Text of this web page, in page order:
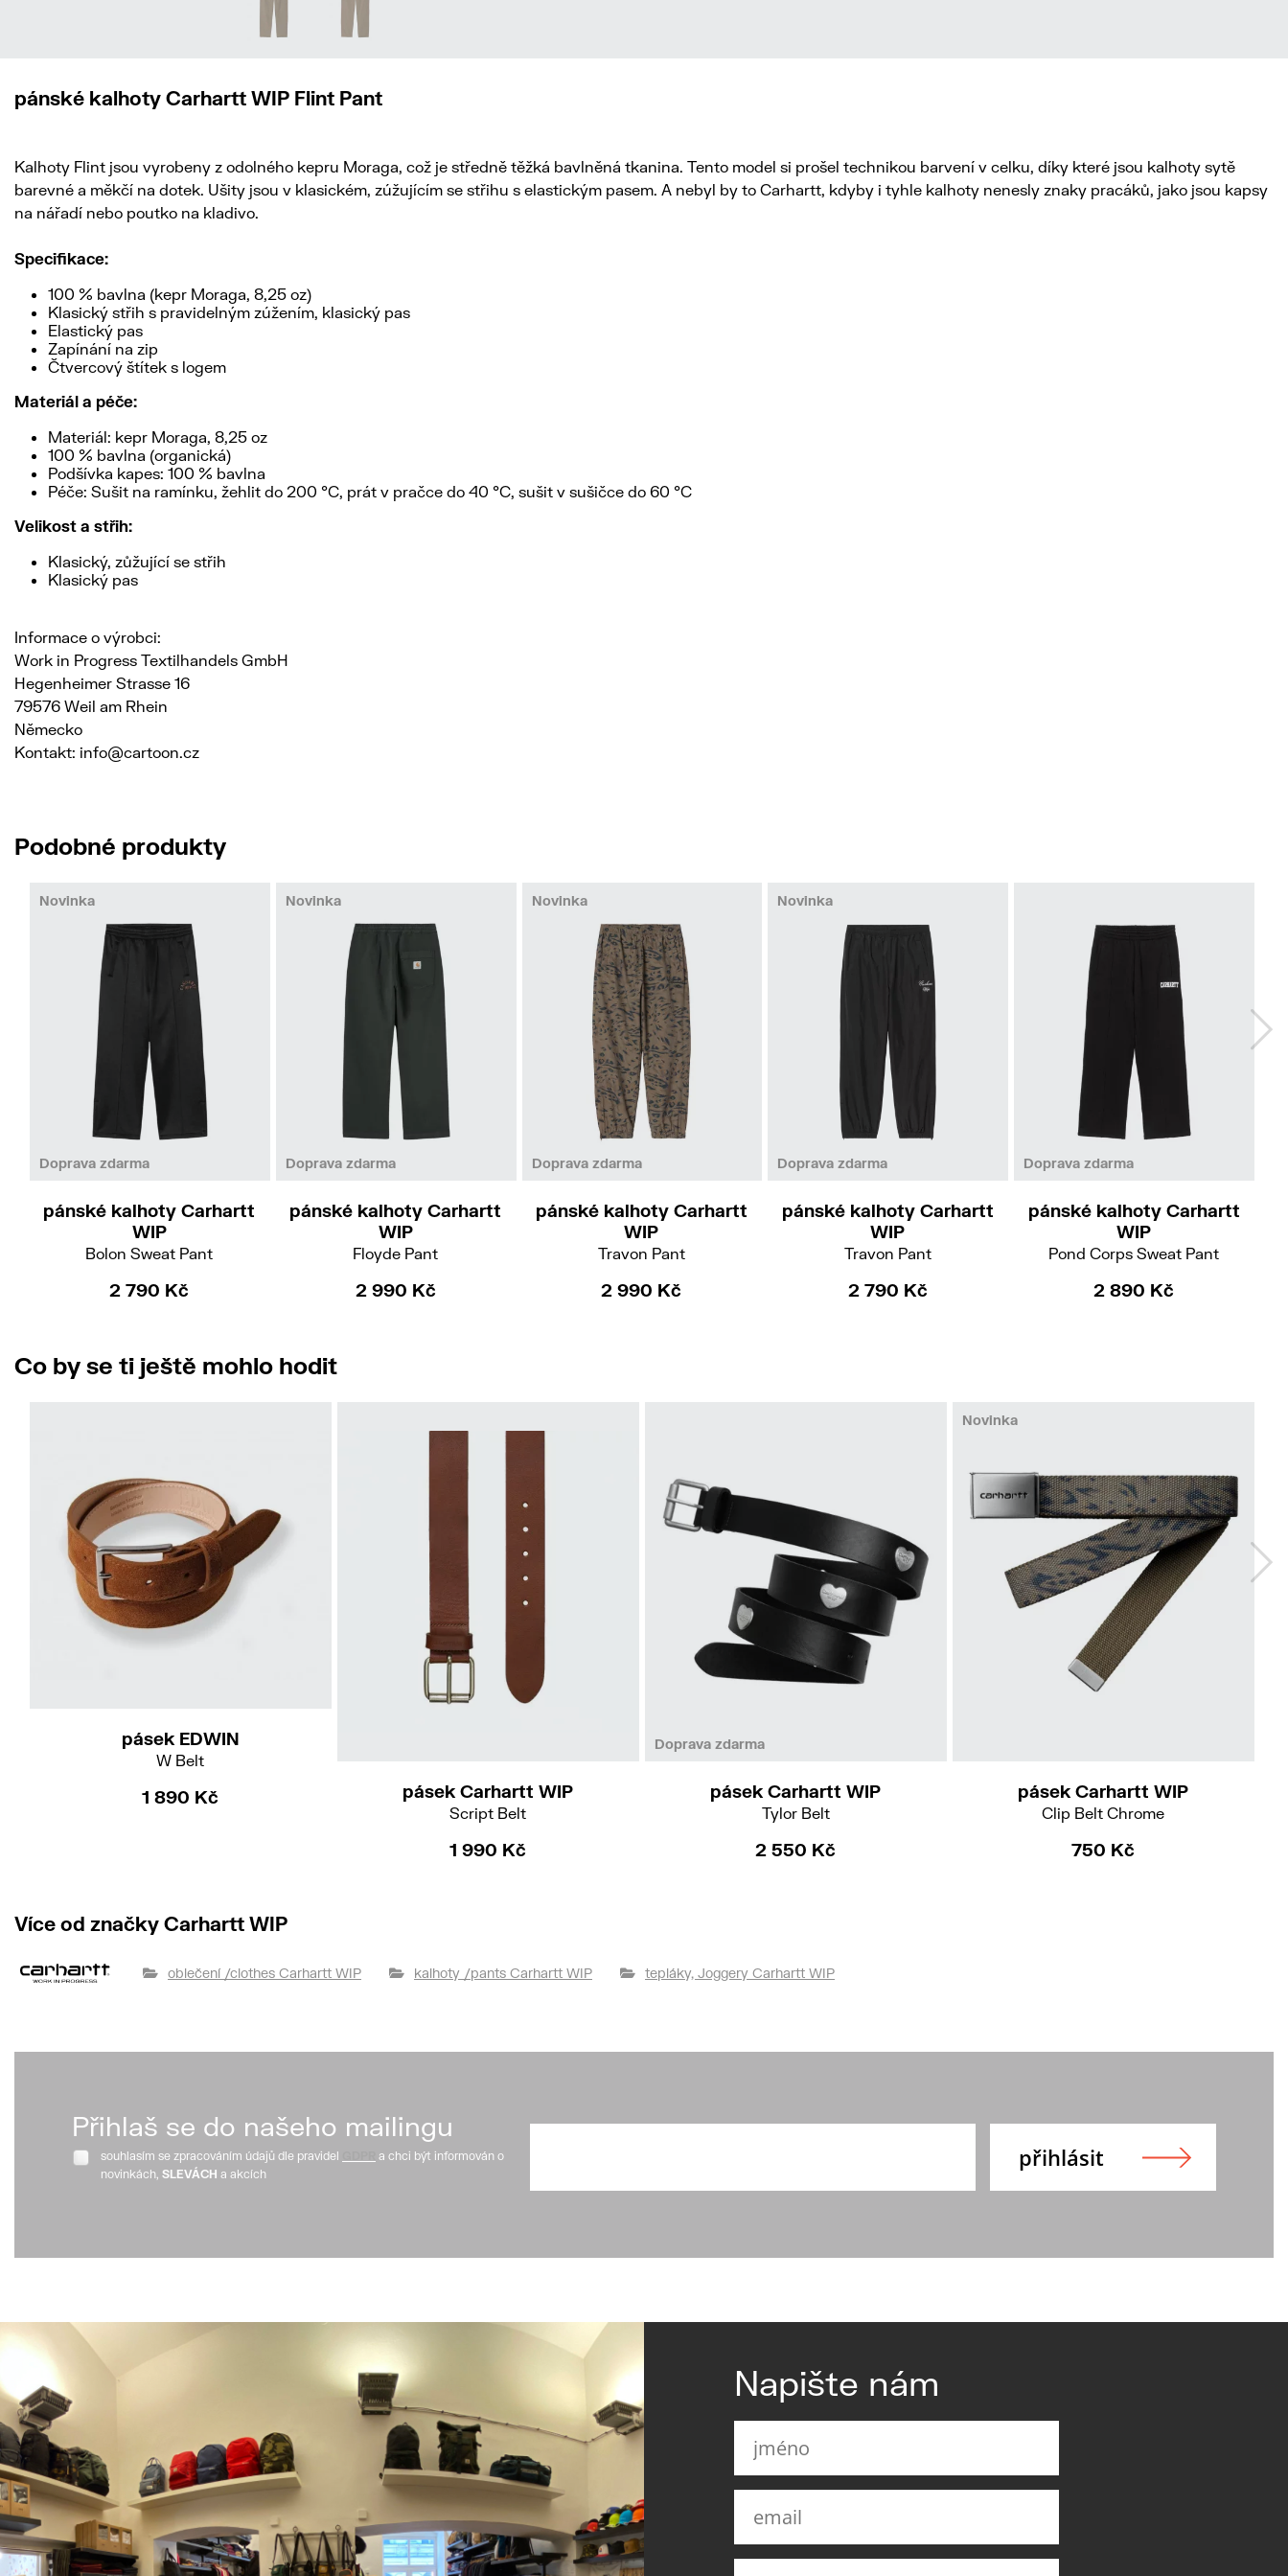
pánské kalhoty Carhartt WIP Flint Pant
Kalhoty Flint jsou vyrobeny z odolného kepru Moraga, což je středně těžká bavlněná tkanina. Tento model si prošel technikou barvení v celku, díky které jsou kalhoty sytě
barevné a měkčí na dotek. Ušity jsou v klasickém, zúžujícím se střihu s elastickým pasem. A nebyl by to Carhartt, kdyby i tyhle kalhoty nenesly znaky pracáků, jako jsou kapsy
na nářadí nebo poutko na kladivo.
Specifikace:
100 % bavlna (kepr Moraga, 8,25 oz)
Klasický střih s pravidelným zúžením, klasický pas
Elastický pas
Zapínání na zip
Čtvercový štítek s logem
Materiál a péče:
Materiál: kepr Moraga, 8,25 oz
100 % bavlna (organická)
Podšívka kapes: 100 % bavlna
Péče: Sušit na ramínku, žehlit do 200 °C, prát v pračce do 40 °C, sušit v sušičce do 60 °C
Velikost a střih:
Klasický, zůžující se střih
Klasický pas
Informace o výrobci:
Work in Progress Textilhandels GmbH
Hegenheimer Strasse 16
79576 Weil am Rhein
Německo
Kontakt: info@cartoon.cz
Podobné produkty
Doprava zdarma
Novinka
M
pánské kalhoty Carhartt
WIP
Bolon Sweat Pant
2 790 Kč
Doprava zdarma
Novinka
SM
pánské kalhoty Carhartt
WIP
Floyde Pant
2 990 Kč
Doprava zdarma
Novinka
SM
pánské kalhoty Carhartt
WIP
Travon Pant
2 990 Kč
Doprava zdarma
Novinka
S
pánské kalhoty Carhartt
WIP
Travon Pant
2 790 Kč
Doprava zdarma
ML
pánské kalhoty Carhartt
WIP
Pond Corps Sweat Pant
2 890 Kč
Co by se ti ještě mohlo hodit
pásek EDWIN
W Belt
1 890 Kč pásek Carhartt WIP
Script Belt
1 990 Kč
Doprava zdarma
pásek Carhartt WIP
Tylor Belt
2 550 Kč
Novinka
pásek Carhartt WIP
Clip Belt Chrome
750 Kč
Více od značky Carhartt WIP
oblečení /clothes Carhartt WIP kalhoty /pants Carhartt WIP tepláky, Joggery Carhartt WIP
Přihlaš se do našeho mailingu
souhlasím se zpracováním údajů dle pravidel
a chci být informován o
novinkách, SLEVÁCH a akcích
Napište nám